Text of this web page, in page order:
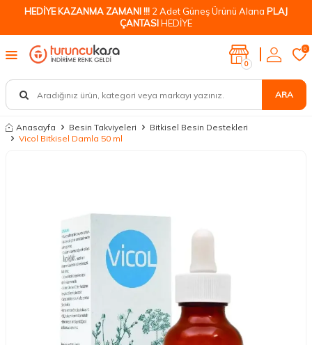
HEDİYE KAZANMA ZAMANI !!! 2 Adet Güneş Ürünü Alana PLAJ
ÇANTASIHEDİYE
ARA
0
0
Anasayfa Besin Takviyeleri
Bitkisel Besin Destekleri
Vicol Bitkisel Damla 50 ml